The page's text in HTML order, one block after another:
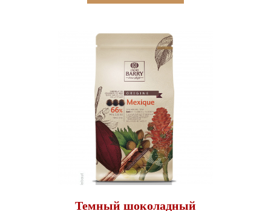
Темный шоколадный